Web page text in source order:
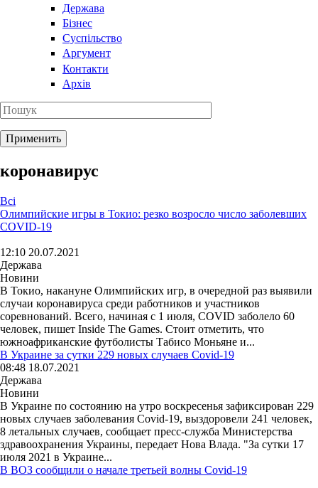
Держава
Бізнес
Суспільство
Аргумент
Контакти
Архів
коронавирус
Всі
Олимпийские игры в Токио: резко возросло число заболевших
COVID-19
12:10 20.07.2021
Держава
Новини
В Токио, накануне Олимпийских игр, в очередной раз выявили
случаи коронавируса среди работников и участников
соревнований. Всего, начиная с 1 июля, COVID заболело 60
человек, пишет Inside The Games. Стоит отметить, что
южноафриканские футболисты Табисо Моньяне и...
В Украине за сутки 229 новых случаев Covid-19
08:48 18.07.2021
Держава
Новини
В Украине по состоянию на утро воскресенья зафиксирован 229
новых случаев заболевания Covid-19, выздоровели 241 человек,
8 летальных случаев, сообщает пресс-служба Министерства
здравоохранения Украины, передает Нова Влада. "За сутки 17
июля 2021 в Украине...
В ВОЗ сообщили о начале третьей волны Covid-19